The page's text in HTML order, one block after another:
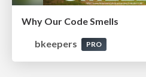
Why Our Code Smells
bkeepers
PRO